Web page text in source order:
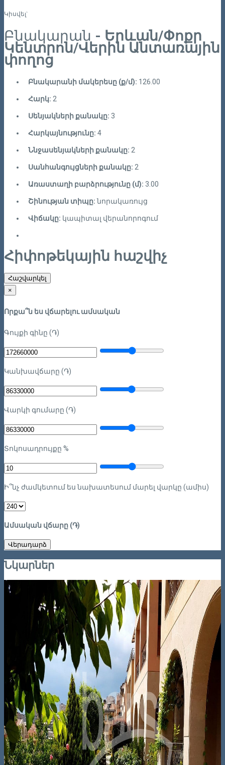
Կիսվել`
Բնակարան - Երևան/Փոքր
Կենտրոն/Վերին Անտառային
փողոց
Բնակարանի մակերեսը (ք/մ): 126.00
Հարկ: 2
Սենյակների քանակը: 3
Հարկայնությունը: 4
Ննջասենյակների քանակը: 2
Սանհանգույցների քանակը: 2
Առաստաղի բարձրությունը (մ): 3.00
Շինության տիպը:նորակառույց
Վիճակը: կապիտալ վերանորոգում
Հիփոթեկային հաշվիչ
Հաշվարկել
×
Որքա՞ն ես վճարելու ամսական
Գույքի գինը (֏)
Կանխավճարը (֏)
Վարկի գումարը (֏)
Տոկոսադրույքը %
Ի՞նչ ժամկետում ես նախատեսում մարել վարկը (ամիս)
Ամսական վճարը (֏)
Վերադարձ
Նկարներ